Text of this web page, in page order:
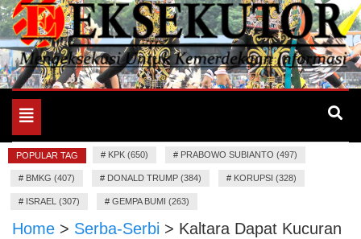
EKSEKUTOR
Mengeksekusi Berita Untuk Kemerdekaan dan Keadilan
Toggle
navigation
POPULAR TAG # KPK (650) # PRABOWO SUBIANTO (497)
# BMKG (407) # DONALD TRUMP (384) # KORUPSI (328)
# ISRAEL (307) # GEMPA BUMI (263)
Home > Serba-Serbi > Kaltara Dapat Kucuran